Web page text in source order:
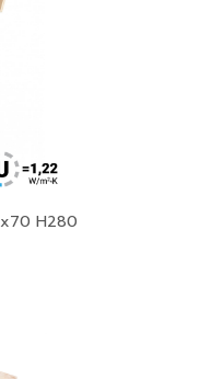
H280